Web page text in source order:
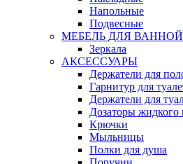
Напольные
Подвесные
МЕБЕЛЬ ДЛЯ ВАННОЙ
Зеркала
АКСЕССУАРЫ
Держатели для
Гарнитур для
Держатели для
Дозаторы жидкого
Крючки
Мыльницы
Полки для душа